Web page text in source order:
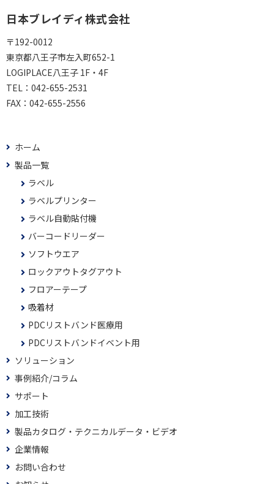
日本ブレイディ株式会社
〒192-0012
東京都八王子市左入町652-1
LOGIPLACE八王子 1F・4F
TEL： 042-655-2531
FAX： 042-655-2556
ホーム
製品一覧
ラベル
ラベルプリンター
ラベル自動貼付機
バーコードリーダー
ソフトウエア
ロックアウトタグアウト
フロアーテープ
吸着材
PDCリストバンド医療用
PDCリストバンドイベント用
ソリューション
事例紹介/コラム
サポート
加工技術
製品カタログ・テクニカルデータ・ビデオ
企業情報
お問い合わせ